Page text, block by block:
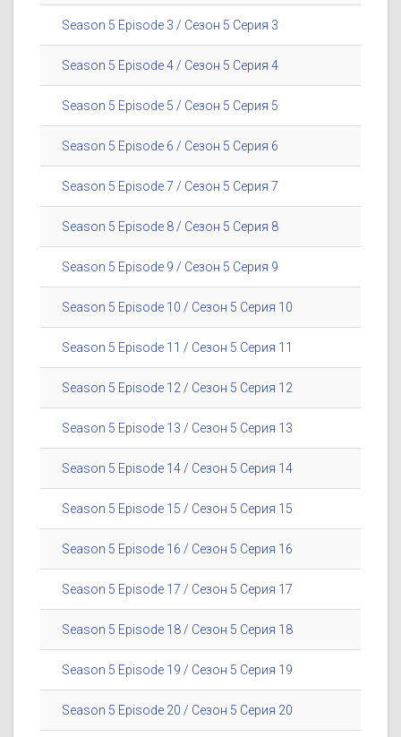
Season 5 Episode 3 / Сезон 5 Серия 3
Season 5 Episode 4 / Сезон 5 Серия 4
Season 5 Episode 5 / Сезон 5 Серия 5
Season 5 Episode 6 / Сезон 5 Серия 6
Season 5 Episode 7 / Сезон 5 Серия 7
Season 5 Episode 8 / Сезон 5 Серия 8
Season 5 Episode 9 / Сезон 5 Серия 9
Season 5 Episode 10 / Сезон 5 Серия 10
Season 5 Episode 11 / Сезон 5 Серия 11
Season 5 Episode 12 / Сезон 5 Серия 12
Season 5 Episode 13 / Сезон 5 Серия 13
Season 5 Episode 14 / Сезон 5 Серия 14
Season 5 Episode 15 / Сезон 5 Серия 15
Season 5 Episode 16 / Сезон 5 Серия 16
Season 5 Episode 17 / Сезон 5 Серия 17
Season 5 Episode 18 / Сезон 5 Серия 18
Season 5 Episode 19 / Сезон 5 Серия 19
Season 5 Episode 20 / Сезон 5 Серия 20